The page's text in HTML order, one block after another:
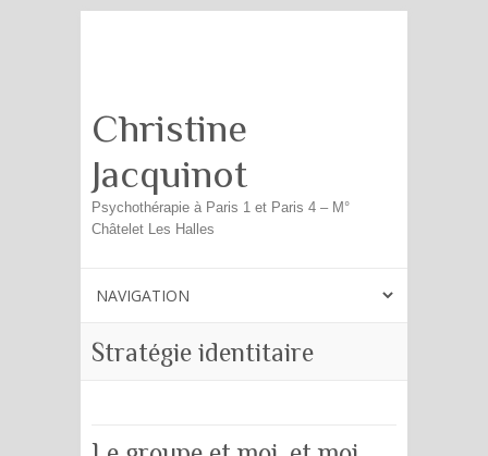
Christine
Jacquinot
Psychothérapie à Paris 1 et Paris 4 – M°
Châtelet Les Halles
Stratégie identitaire